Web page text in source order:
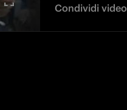
Condividi video